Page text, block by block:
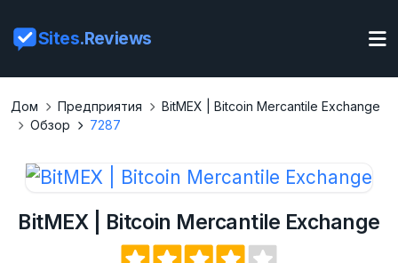
Sites.Reviews
Дом Предприятия
BitMEX | Bitcoin Mercantile Exchange
Обзор
7287
BitMEX | Bitcoin Mercantile Exchange